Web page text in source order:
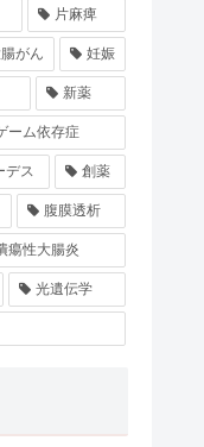
片麻痺
がん 妊娠
新薬
ーム依存症
デス 創薬
腹膜透析
瘍性大腸炎
光遺伝学